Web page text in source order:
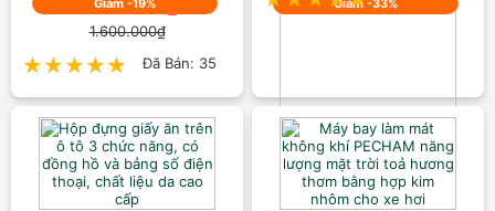
Giảm -19%
1.299.000₫
1.600.000₫
★★★★★
★★★★★ Đã Bán: 35
Giảm -33%
Bộ Kích Điện Ô tô Kiêm Sạc Dự
Phòng Điện Thoại Cao Cấp
899.000₫
1.350.000₫